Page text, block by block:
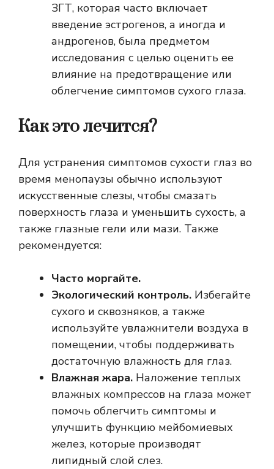
ЗГТ, которая часто включает
введение эстрогенов, а иногда и
андрогенов, была предметом
исследования с целью оценить ее
влияние на предотвращение или
облегчение симптомов сухого глаза.
Как это лечится?
Для устранения симптомов сухости глаз во
время менопаузы обычно используют
искусственные слезы, чтобы смазать
поверхность глаза и уменьшить сухость, а
также глазные гели или мази. Также
рекомендуется:
Часто моргайте.
Экологический контроль. Избегайте
сухого и сквозняков, а также
используйте увлажнители воздуха в
помещении, чтобы поддерживать
достаточную влажность для глаз.
Влажная жара. Наложение теплых
влажных компрессов на глаза может
помочь облегчить симптомы и
улучшить функцию мейбомиевых
желез, которые производят
липидный слой слез.